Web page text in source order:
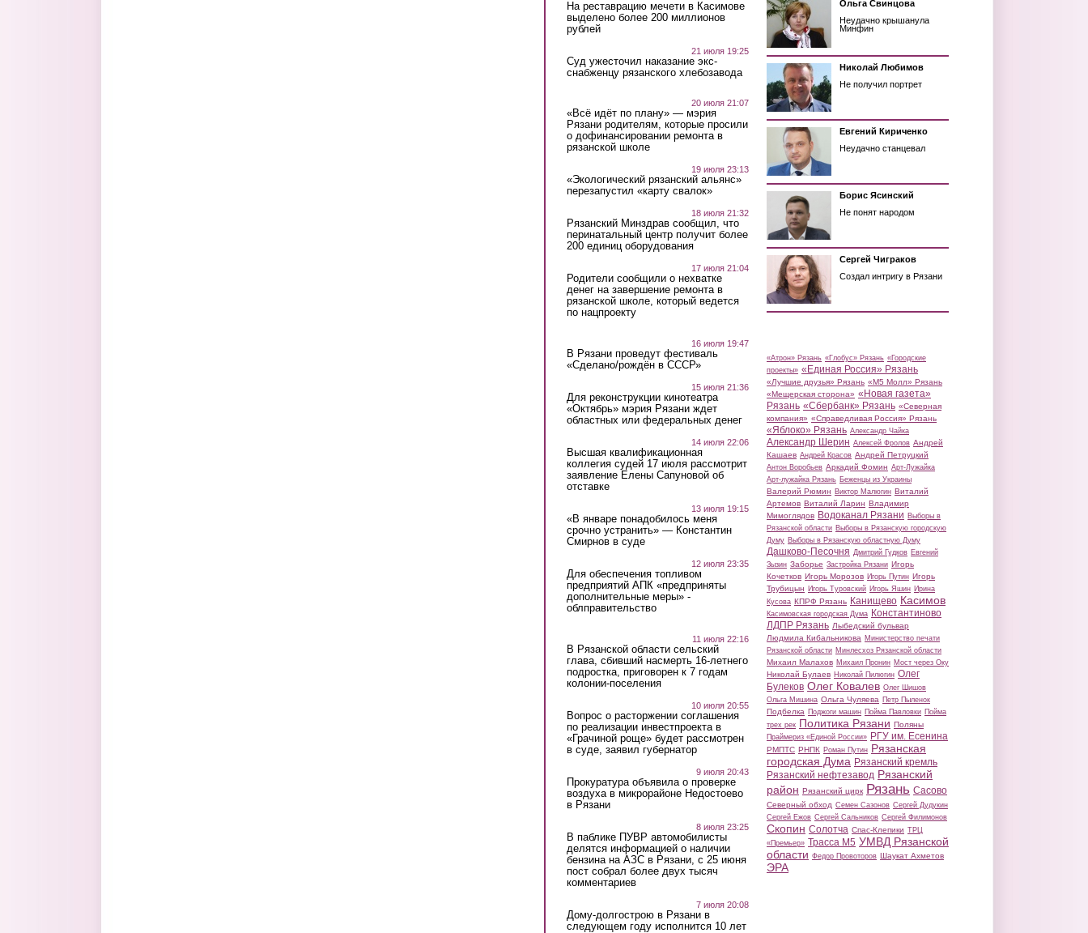
На реставрацию мечети в Касимове
выделено более 200 миллионов
рублей
21 июля 19:25
Суд ужесточил наказание экс-
снабженцу рязанского хлебозавода
20 июля 21:07
«Всё идёт по плану» — мэрия
Рязани родителям, которые просили
о дофинансировании ремонта в
рязанской школе
19 июля 23:13
«Экологический рязанский альянс»
перезапустил «карту свалок»
18 июля 21:32
Рязанский Минздрав сообщил, что
перинатальный центр получит более
200 единиц оборудования
17 июля 21:04
Родители сообщили о нехватке
денег на завершение ремонта в
рязанской школе, который ведется
по нацпроекту
16 июля 19:47
В Рязани проведут фестиваль
«Сделано/рождён в СССР»
15 июля 21:36
Для реконструкции кинотеатра
«Октябрь» мэрия Рязани ждет
областных или федеральных денег
14 июля 22:06
Высшая квалификационная
коллегия судей 17 июля рассмотрит
заявление Елены Сапуновой об
отставке
13 июля 19:15
«В январе понадобилось меня
срочно устранить» — Константин
Смирнов в суде
12 июля 23:35
Для обеспечения топливом
предприятий АПК «предприняты
дополнительные меры» -
облправительство
11 июля 22:16
В Рязанской области сельский
глава, сбивший насмерть 16-летнего
подростка, приговорен к 7 годам
колонии-поселения
10 июля 20:55
Вопрос о расторжении соглашения
по реализации инвестпроекта в
«Грачиной роще» будет рассмотрен
в суде, заявил губернатор
9 июля 20:43
Прокуратура объявила о проверке
воздуха в микрорайоне Недостоево
в Рязани
8 июля 23:25
В паблике ПУВР автомобилисты
делятся информацией о наличии
бензина на АЗС в Рязани, с 25 июня
пост собрал более двух тысяч
комментариев
7 июля 20:08
Дому-долгострою в Рязани в
следующем году исполнится 10 лет
Ольга Свинцова
Неудачно крышанула
Минфин
Николай Любимов
Не получил портрет
Евгений Кириченко
Неудачно станцевал
Борис Ясинский
Не понят народом
Сергей Чиграков
Создал интригу в Рязани
«Атрон» Рязань «Глобус» Рязань «Городские
проекты» «Единая Россия» Рязань
«Лучшие друзья» Рязань «М5 Молл» Рязань
«Мещерская сторона» «Новая газета»
Рязань «Сбербанк» Рязань «Северная
компания» «Справедливая Россия» Рязань
«Яблоко» Рязань Александр Чайка
Александр Шерин Алексей Фролов Андрей
Кашаев Андрей Красов Андрей Петруцкий
Антон Воробьев Аркадий Фомин Арт-Лужайка
Арт-лужайка Рязань Беженцы из Украины
Валерий Рюмин Виктор Малюгин Виталий
Артемов Виталий Ларин Владимир
Мимоглядов Водоканал Рязани Выборы в
Рязанской области Выборы в Рязанскую городскую
Думу Выборы в Рязанскую областную Думу
Дашково-Песочня Дмитрий Гудков Евгений
Зызин Заборье Застройка Рязани Игорь
Кочетков Игорь Морозов Игорь Путин Игорь
Трубицын Игорь Туровский Игорь Яшин Ирина
Кусова КПРФ Рязань Канищево Касимов
Касимовская городская Дума Константиново
ЛДПР Рязань Лыбедский бульвар
Людмила Кибальникова Министерство печати
Рязанской области Минлесхоз Рязанской области
Михаил Малахов Михаил Пронин Мост через Оку
Николай Булаев Николай Пилюгин Олег
Булеков Олег Ковалев Олег Шишов
Ольга Мишина Ольга Чуляева Петр Пыленок
Подбелка Поджоги машин Пойма Павловки Пойма
трех рек Политика Рязани Поляны
Праймериз «Единой России» РГУ им. Есенина
РМПТС РНПК Роман Путин Рязанская
городская Дума Рязанский кремль
Рязанский нефтезавод Рязанский
район Рязанский цирк Рязань Сасово
Северный обход Семен Сазонов Сергей Дудукин
Сергей Ежов Сергей Сальников Сергей Филимонов
Скопин Солотча Спас-Клепики ТРЦ
«Премьер» Трасса М5 УМВД Рязанской
области Федор Провоторов Шаукат Ахметов
ЭРА